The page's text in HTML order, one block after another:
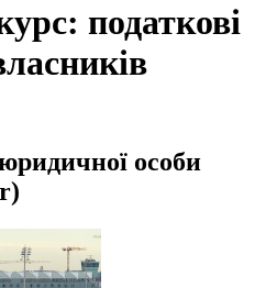
податкові
особи